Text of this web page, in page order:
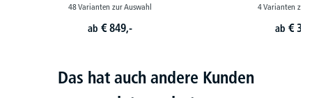
48 Varianten zur Auswahl
ab€ 849,-
4 Varianten zur
ab€
Das hat auch andere Kunden